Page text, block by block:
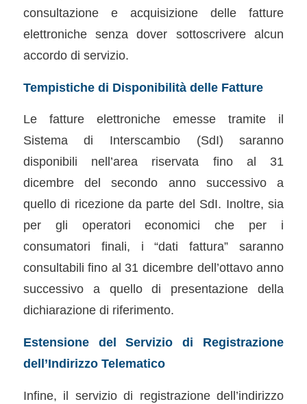
consultazione e acquisizione delle fatture
elettroniche senza dover sottoscrivere alcun
accordo di servizio.
Tempistiche di Disponibilità delle Fatture
Le fatture elettroniche emesse tramite il
Sistema di Interscambio (SdI) saranno
disponibili nell’area riservata fino al 31
dicembre del secondo anno successivo a
quello di ricezione da parte del SdI. Inoltre, sia
per gli operatori economici che per i
consumatori finali, i “dati fattura” saranno
consultabili fino al 31 dicembre dell’ottavo anno
successivo a quello di presentazione della
dichiarazione di riferimento.
Estensione del Servizio di Registrazione
dell’Indirizzo Telematico
Infine, il servizio di registrazione dell’indirizzo